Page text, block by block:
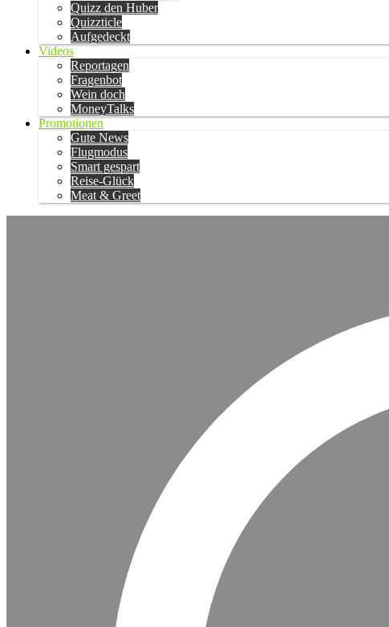
Quizz den Huber
Quizzticle
Aufgedeckt
Videos
Reportagen
Fragenbot
Wein doch
MoneyTalks
Promotionen
Gute News
Flugmodus
Smart gespart
Reise-Glück
Meat & Greet